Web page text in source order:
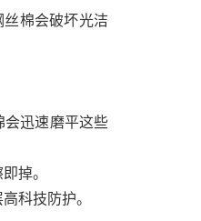
棉会破坏光洁
会迅速磨平这些
掉。
科技防护。